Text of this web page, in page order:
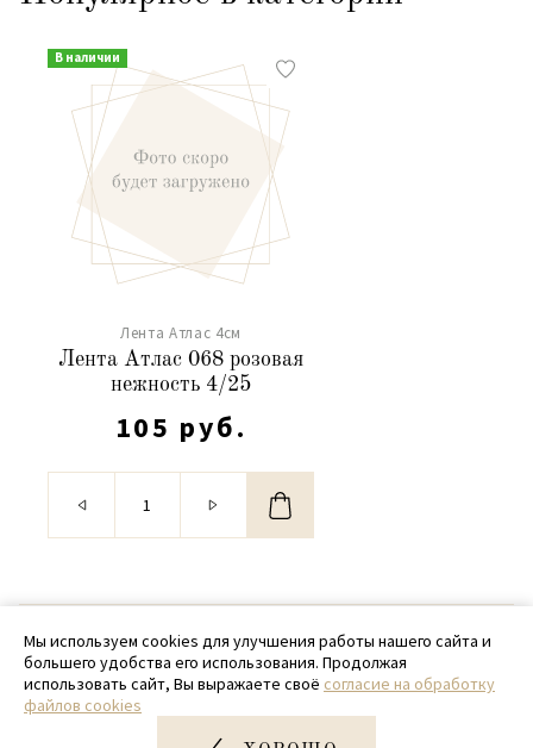
В наличии
Лента Атлас 4см
Лента Атлас 068 розовая
нежность 4/25
105 руб.
© 2020 - 2026 SamPack
+ 7 (918) 699-97-87
zakaz@sampack.store
Мы используем cookies для улучшения работы нашего сайта и
большего удобства его использования. Продолжая
использовать сайт, Вы выражаете своё согласие на обработку
файлов cookies